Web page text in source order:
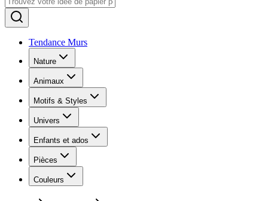
Tendance Murs
Nature
Animaux
Motifs & Styles
Univers
Enfants et ados
Pièces
Couleurs